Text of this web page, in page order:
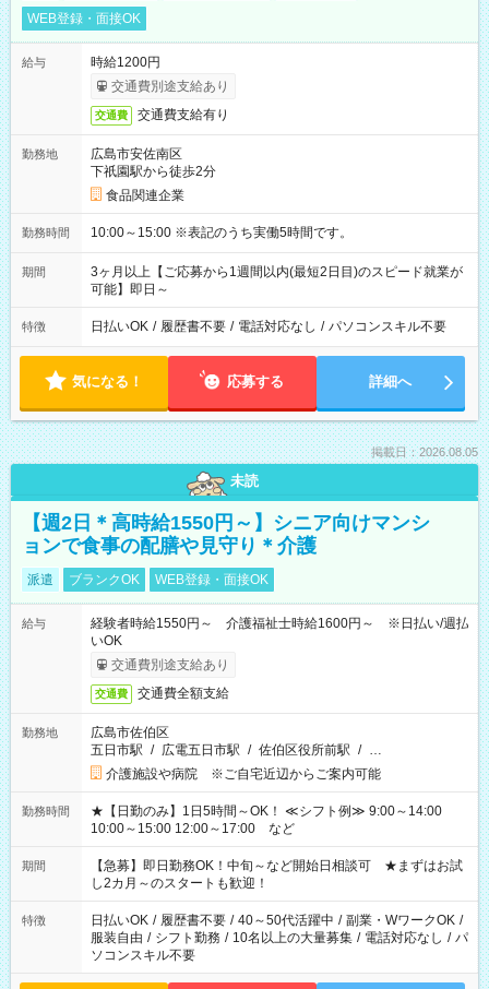
WEB登録・面接OK
給与
時給1200円
交通費別途支給あり
交通費 交通費支給有り
勤務地
広島市安佐南区
下祇園駅から徒歩2分
食品関連企業
勤務時間 10:00～15:00 ※表記のうち実働5時間です。
期間
3ヶ月以上【ご応募から1週間以内(最短2日目)のスピード就業が
可能】即日～
特徴 日払いOK / 履歴書不要 / 電話対応なし / パソコンスキル不要
気になる！ 応募する 詳細へ
掲載日：2026.08.05
未読
【週2日＊高時給1550円～】シニア向けマンシ
ョンで食事の配膳や見守り＊介護
派遣 ブランクOK WEB登録・面接OK
給与
経験者時給1550円～ 介護福祉士時給1600円～ ※日払い/週払
いOK
交通費別途支給あり
交通費 交通費全額支給
勤務地
広島市佐伯区
五日市駅 / 広電五日市駅 / 佐伯区役所前駅 / …
介護施設や病院 ※ご自宅近辺からご案内可能
勤務時間
★【日勤のみ】1日5時間～OK！ ≪シフト例≫ 9:00～14:00
10:00～15:00 12:00～17:00 など
期間
【急募】即日勤務OK！中旬～など開始日相談可 ★まずはお試
し2カ月～のスタートも歓迎！
特徴 日払いOK / 履歴書不要 / 40～50代活躍中 / 副業・WワークOK /
服装自由 / シフト勤務 / 10名以上の大量募集 / 電話対応なし / パ
ソコンスキル不要